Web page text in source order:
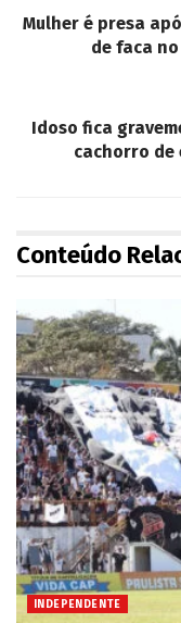
Mulher é presa
de faca
Idoso fica
cachorro de
Conteúdo
INDEPENDENTE